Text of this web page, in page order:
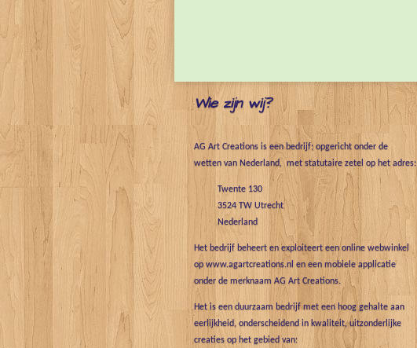
Wie zijn wij?
AG Art Creations is een bedrijf; opgericht onder de
wetten van Nederland, met statutaire zetel op het adres:
Twente 130
3524 TW Utrecht
Nederland
Het bedrijf beheert en exploiteert een online webwinkel
op www.agartcreations.nl en een mobiele applicatie
onder de merknaam AG Art Creations.
Het is een duurzaam bedrijf met een hoog gehalte aan
eerlijkheid, onderscheidend in kwaliteit, uitzonderlijke
creaties op het gebied van: